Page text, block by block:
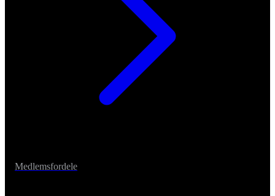
Medlemsfordele